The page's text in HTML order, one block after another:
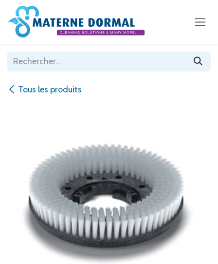
Se rendre au contenu
Tous les produits